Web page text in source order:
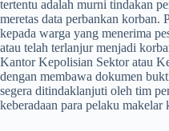
tertentu adalah murni tindakan
meretas data perbankan korban.
kepada warga yang menerima
atau telah terlanjur menjadi
Kantor Kepolisian Sektor atau
dengan membawa dokumen
segera ditindaklanjuti oleh tim
keberadaan para pelaku makelar